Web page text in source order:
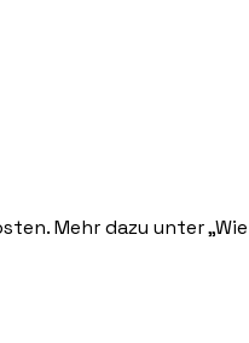
Mehr dazu unter